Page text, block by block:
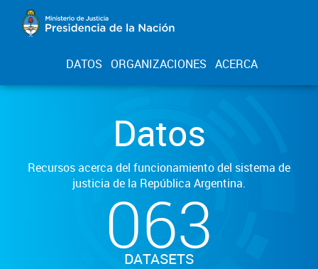
DATOS ORGANIZACIONES ACERCA
Datos
Recursos acerca del funcionamiento del sistema de
justicia de la República Argentina.
063
DATASETS